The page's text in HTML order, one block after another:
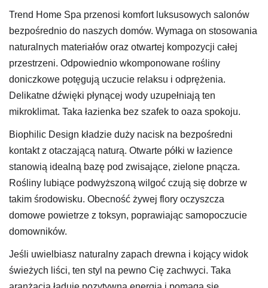
Trend Home Spa przenosi komfort luksusowych salonów
bezpośrednio do naszych domów. Wymaga on stosowania
naturalnych materiałów oraz otwartej kompozycji całej
przestrzeni. Odpowiednio wkomponowane rośliny
doniczkowe potęgują uczucie relaksu i odprężenia.
Delikatne dźwięki płynącej wody uzupełniają ten
mikroklimat. Taka łazienka bez szafek to oaza spokoju.
Biophilic Design kładzie duży nacisk na bezpośredni
kontakt z otaczającą naturą. Otwarte półki w łazience
stanowią idealną bazę pod zwisające, zielone pnącza.
Rośliny lubiące podwyższoną wilgoć czują się dobrze w
takim środowisku. Obecność żywej flory oczyszcza
domowe powietrze z toksyn, poprawiając samopoczucie
domowników.
Jeśli uwielbiasz naturalny zapach drewna i kojący widok
świeżych liści, ten styl na pewno Cię zachwyci. Taka